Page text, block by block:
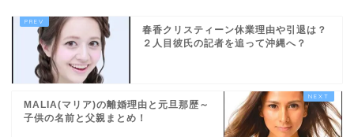
春香クリスティーン休業理由や引退は？
２人目彼氏の記者を追って沖縄へ？
MALIA(マリア)の離婚理由と元旦那歴～
子供の名前と父親まとめ！